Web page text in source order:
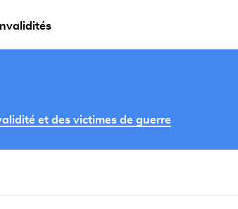
et des victimes de guerre